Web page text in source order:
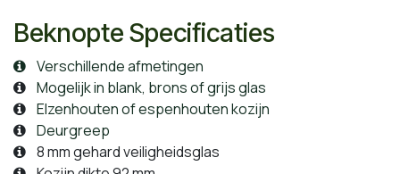
Beknopte Specificaties
Verschillende afmetingen
Mogelijk in blank, brons of grijs glas
Elzenhouten of espenhouten kozijn
Deurgreep
8 mm gehard veiligheidsglas